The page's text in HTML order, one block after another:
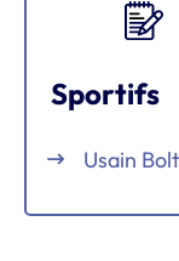
Sportifs
Usain Bolt